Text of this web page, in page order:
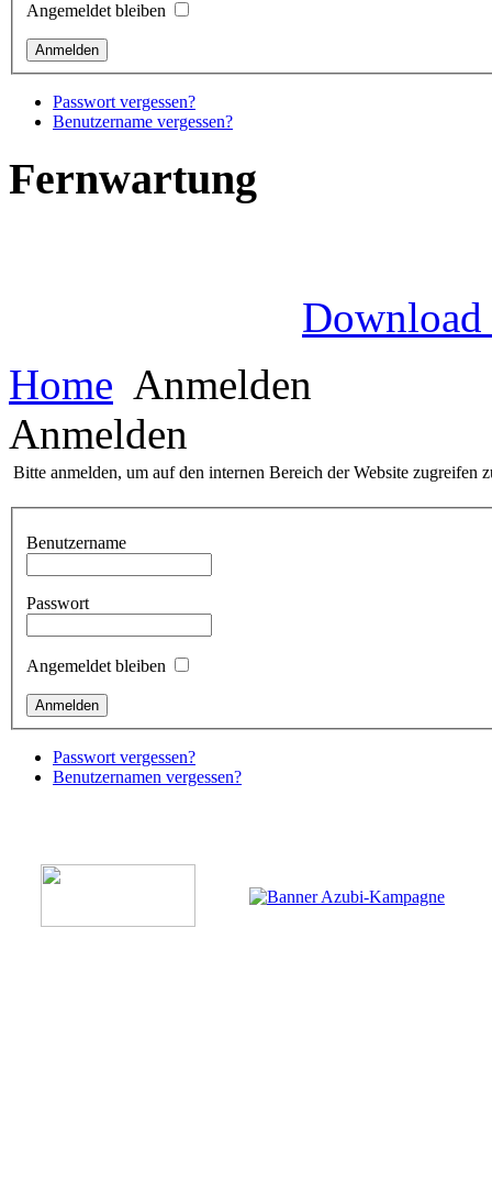
Angemeldet bleiben
Passwort vergessen?
Benutzername vergessen?
Fernwartung
Download
Home Anmelden
Anmelden
Bitte anmelden, um auf den internen Bereich der Website zugreifen
Benutzername
Passwort
Angemeldet bleiben
Passwort vergessen?
Benutzernamen vergessen?